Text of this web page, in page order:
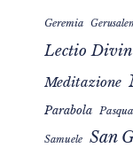
Geremia
Lectio
Meditazione
Parabola Pasqua
Samuele San